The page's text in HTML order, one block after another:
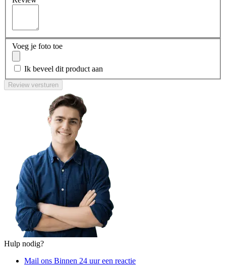
Voeg je foto toe
Ik beveel dit product aan
Review versturen
Hulp nodig?
Mail ons Binnen 24 uur een reactie